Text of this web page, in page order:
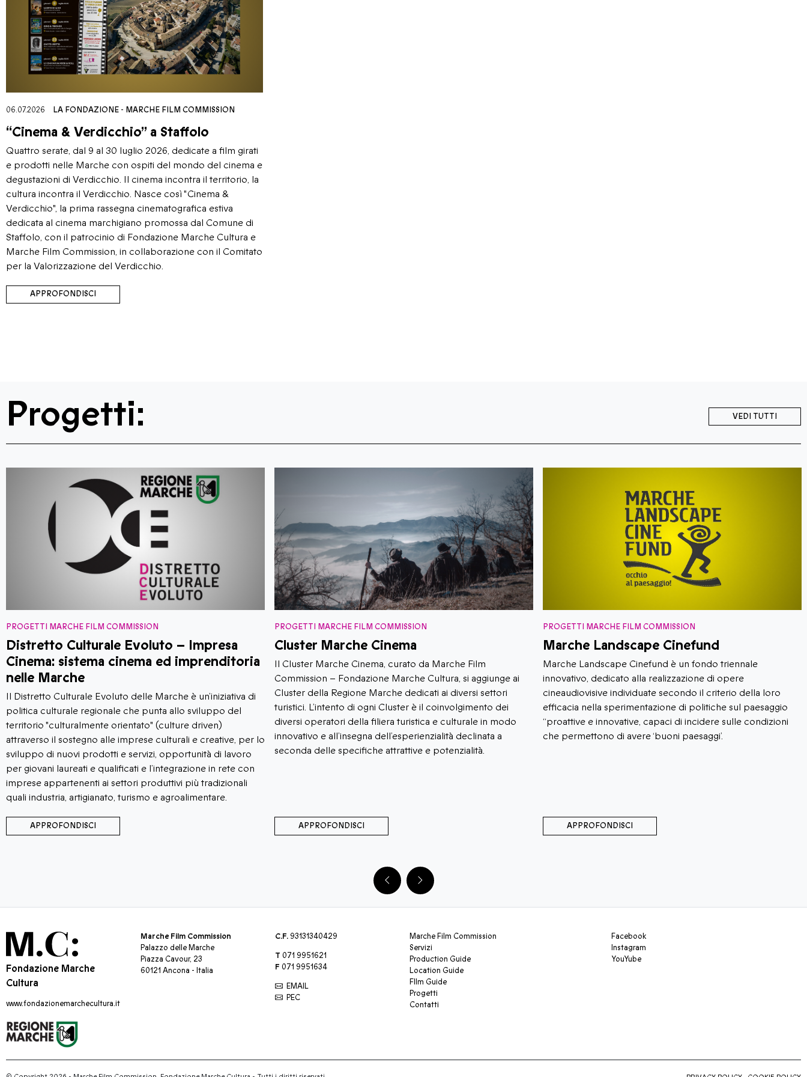
06.07.2026 LA FONDAZIONE- MARCHE FILM COMMISSION
“Cinema & Verdicchio” a Staffolo
Quattro serate, dal 9 al 30 luglio 2026, dedicate a film girati
e prodotti nelle Marche con ospiti del mondo del cinema e
degustazioni di Verdicchio. Il cinema incontra il territorio, la
cultura incontra il Verdicchio. Nasce così "Cinema &
Verdicchio", la prima rassegna cinematografica estiva
dedicata al cinema marchigiano promossa dal Comune di
Staffolo, con il patrocinio di Fondazione Marche Cultura e
Marche Film Commission, in collaborazione con il Comitato
per la Valorizzazione del Verdicchio.
APPROFONDISCI
Progetti: VEDI TUTTI
PROGETTI MARCHE FILM COMMISSION
Cluster Marche Cinema
Il Cluster Marche Cinema, curato da Marche Film
Commission – Fondazione Marche Cultura, si aggiunge ai
Cluster della Regione Marche dedicati ai diversi settori
turistici. L’intento di ogni Cluster è il coinvolgimento dei
diversi operatori della filiera turistica e culturale in modo
innovativo e all’insegna dell’esperienzialità declinata a
seconda delle specifiche attrattive e potenzialità.
APPROFONDISCI
PROGETTI MARCHE FILM COMMISSION
Marche Landscape Cinefund
Marche Landscape Cinefund è un fondo triennale
innovativo, dedicato alla realizzazione di opere
cineaudiovisive individuate secondo il criterio della loro
efficacia nella sperimentazione di politiche sul paesaggio
“proattive e innovative, capaci di incidere sulle condizioni
che permettono di avere ‘buoni paesaggi’.
APPROFONDISCI
PROGETTI MARCHE FILM COMMISSION
VediamoCineMarche
​​Una rassegna di lungometraggi con al centro “il Cinema
delle Marche e nelle Marche”: grandi film che nella storia
del cinema hanno inquadrato le Marche – lo skyline
ambientale non meno di quello umano – mettendo a fuoco
un’identità filmica marchigiana solitamente poco
approfondita.
APPROFONDISCI
Fondazione Marche
Cultura
www.fondazionemarchecultura.it
Marche Film Commission
Palazzo delle Marche
Piazza Cavour, 23
60121 Ancona - Italia
C.F.93131340429
T 071 9951621
F 071 9951634
EMAIL
PEC
Marche Film Commission
Servizi
Production Guide
Location Guide
FIlm Guide
Progetti
Contatti
Facebook
Instagram
YouYube